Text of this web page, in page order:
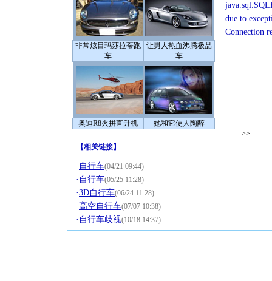
非常炫目玛莎拉蒂跑
车
让男人热血沸腾极品
车
奥迪R8火拼直升机 她和它使人陶醉
due to
Connection
>>
【相关链接】
· 自行车(04/21 09:44)
· 自行车(05/25 11:28)
·3D自行车(06/24 11:28)
·高空自行车(07/07 10:38)
· 自行车歧视(10/18 14:37)